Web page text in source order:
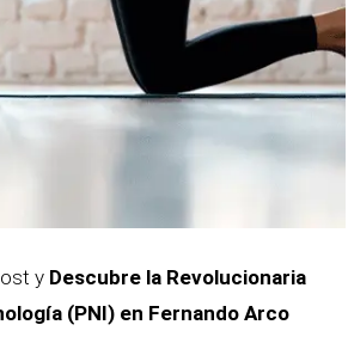
y Descubre la Revolucionaria
(PNI) en Fernando Arco